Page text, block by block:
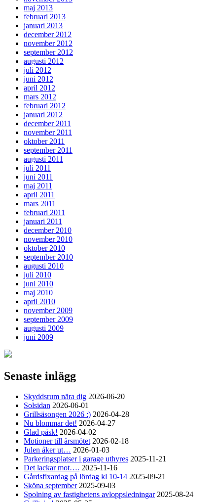
maj 2013
februari 2013
januari 2013
december 2012
november 2012
september 2012
augusti 2012
juli 2012
juni 2012
april 2012
mars 2012
februari 2012
januari 2012
december 2011
november 2011
oktober 2011
september 2011
augusti 2011
juli 2011
juni 2011
maj 2011
april 2011
mars 2011
februari 2011
januari 2011
december 2010
november 2010
oktober 2010
september 2010
augusti 2010
juli 2010
juni 2010
maj 2010
april 2010
november 2009
september 2009
augusti 2009
juni 2009
Senaste inlägg
Skyddsrum nära dig 2026-06-20
Solsidan 2026-06-01
Grillsäsongen 2026 :) 2026-04-28
Nu blommar det! 2026-04-27
Glad påsk! 2026-04-02
Motioner till årsmötet 2026-02-18
Julen åker ut… 2026-01-03
Parkeringsplatser i garage uthyres 2025-11-21
Det lackar mot…. 2025-11-16
Gårdsfixardag på lördag kl 10-14 2025-09-21
Sköna september 2025-09-03
Spolning av fastighetens avloppsledningar 2025-08-24